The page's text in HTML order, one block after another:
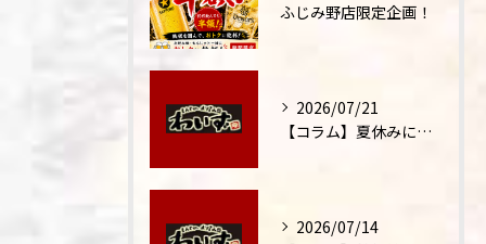
ふじみ野店限定企画！
2026/07/21
【コラム】夏休みに家族外食が増える理由
2026/07/14